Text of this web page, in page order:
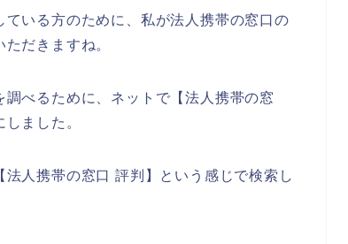
いる方のために、私が法人携帯の窓口の
だきますね。
べるために、ネットで【法人携帯の窓
ました。
人携帯の窓口 評判】という感じで検索し